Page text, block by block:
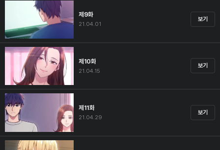
제9화
21.04.01
보기
제10화
21.04.15
보기
제11화
21.04.29
보기